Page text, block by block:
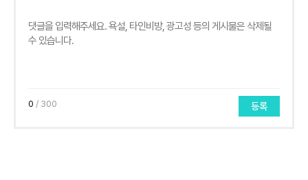
0 / 300 등록